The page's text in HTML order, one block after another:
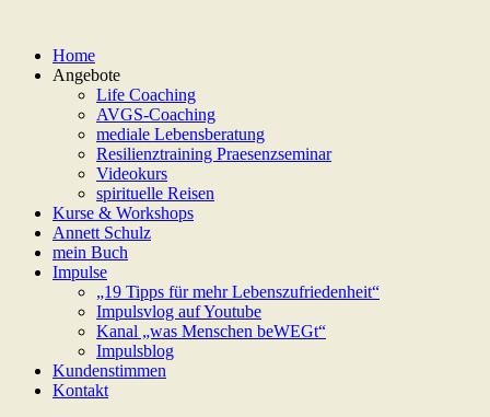
Home
Angebote
Life Coaching
AVGS-Coaching
mediale Lebensberatung
Resilienztraining Praesenzseminar
Videokurs
spirituelle Reisen
Kurse & Workshops
Annett Schulz
mein Buch
Impulse
„19 Tipps für mehr Lebenszufriedenheit“
Impulsvlog auf Youtube
Kanal „was Menschen beWEGt“
Impulsblog
Kundenstimmen
Kontakt